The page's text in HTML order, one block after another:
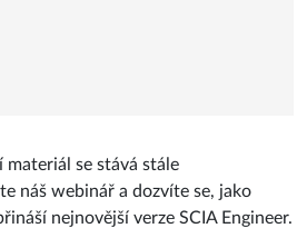
se stává stále
náš webinář a dozvíte se, jako
nejnovější verze SCIA Engineer.